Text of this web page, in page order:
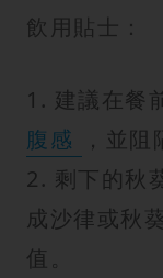
飲用貼士：
1. 建議在餐
腹感
，並
2. 剩下的秋
成沙律或秋
值。